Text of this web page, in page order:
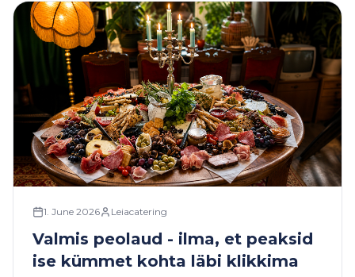
1. June 2026 Leiacatering
Valmis peolaud - ilma, et peaksid
ise kümmet kohta läbi klikkima